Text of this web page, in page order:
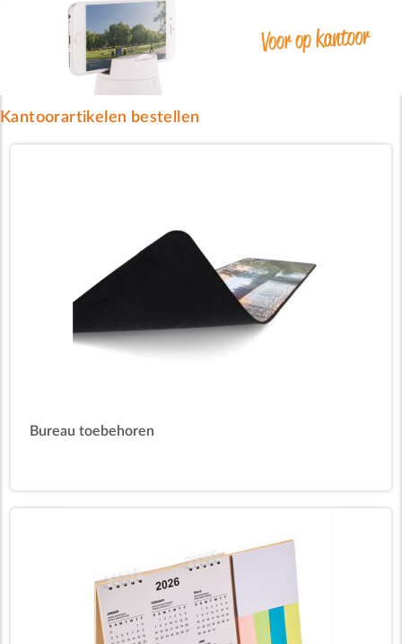
Kantoorartikelen bestellen
Bureau toebehoren